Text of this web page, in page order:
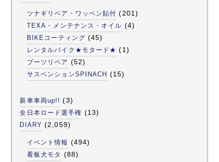
ツナギリペア・ワッペン貼付 (201)
TEXA・メンテナンス・オイル (4)
BIKEコーティング (45)
レンタルバイク★モタード★ (1)
ブーツリペア (52)
サスペンションSPINACH (15)
新車車両up!! (3)
全日本ロード選手権 (13)
DIARY (2,059)
イベント情報 (494)
看板犬モタ (88)